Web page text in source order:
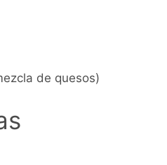
de quesos)